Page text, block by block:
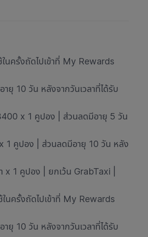
ในครั้งถัดไปเข้าที่ My Rewards
10 วัน หลังจากวันเวลาที่ได้รับ
x 1 คูปอง | ส่วนลดมีอายุ 5 วัน
1 คูปอง | ส่วนลดมีอายุ 10 วัน หลัง
1 คูปอง | ยกเว้น GrabTaxi |
ในครั้งถัดไปเข้าที่ My Rewards
10 วัน หลังจากวันเวลาที่ได้รับ